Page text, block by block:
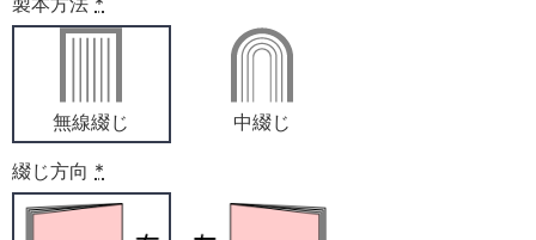
無線綴じ 中綴じ
綴じ方向 *